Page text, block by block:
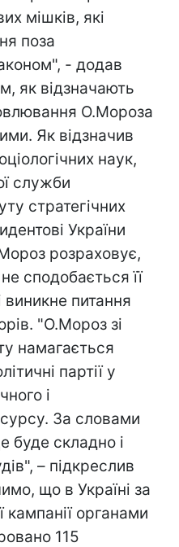
мішків, які
поза
- додав
як відзначають
О.Мороза
Як відзначив
наук,
служби
стратегічних
України
розраховує,
сподобається її
питання
"О.Мороз зі
намагається
партії у
і
За словами
буде складно і
– підкреслив
що в Україні за
кампанії органами
115